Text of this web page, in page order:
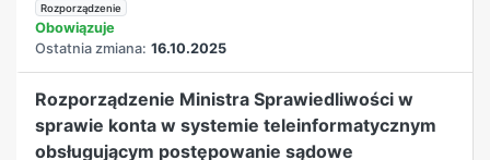
Rozporządzenie
Obowiązuje
Ostatnia zmiana: 16.10.2025
Rozporządzenie Ministra Sprawiedliwości w
sprawie konta w systemie teleinformatycznym
obsługującym postępowanie sądowe